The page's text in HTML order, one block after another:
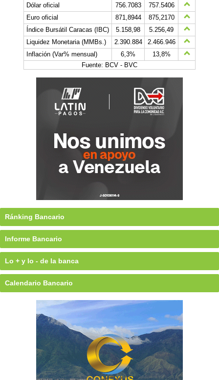
Dólar oficial
756.7083
757.5406
Euro oficial
871,8944
875,2170
Índice Bursátil Caracas (IBC)
5.158,98
5.256,49
Liquidez Monetaria (MMBs.)
2.390.884
2.466.946
Inflación (Var% mensual)
6,3%
13,8%
Fuente: BCV - BVC
Ránking Bancario
Informe Bancario
Lo + y lo - de la banca
Calendario Bancario